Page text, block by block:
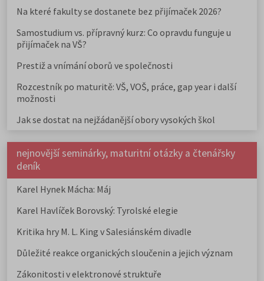
Na které fakulty se dostanete bez přijímaček 2026?
Samostudium vs. přípravný kurz: Co opravdu funguje u
přijímaček na VŠ?
Prestiž a vnímání oborů ve společnosti
Rozcestník po maturitě: VŠ, VOŠ, práce, gap year i další
možnosti
Jak se dostat na nejžádanější obory vysokých škol
nejnovější seminárky, maturitní otázky a čtenářsky
deník
Karel Hynek Mácha: Máj
Karel Havlíček Borovský: Tyrolské elegie
Kritika hry M. L. King v Salesiánském divadle
Důležité reakce organických sloučenin a jejich význam
Zákonitosti v elektronové struktuře